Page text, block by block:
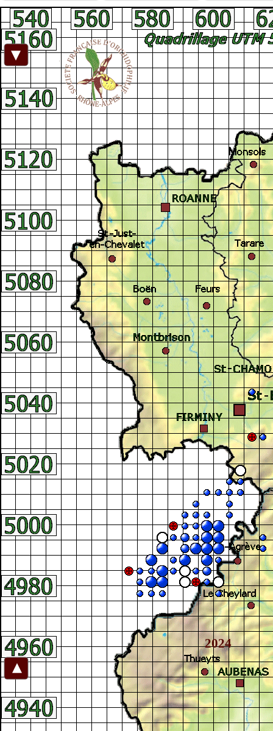
Facebook
Connexion adhérent
►
►
2024